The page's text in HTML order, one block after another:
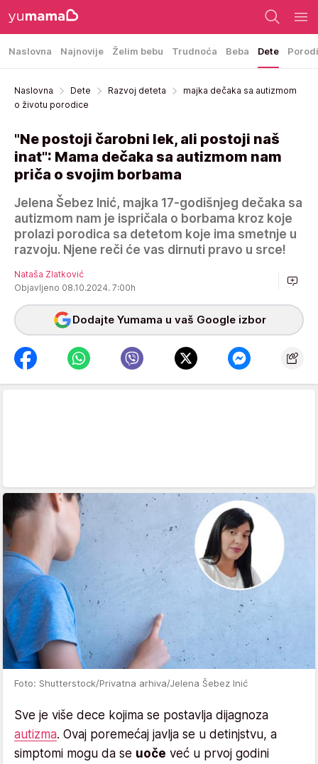
Naslovna Najnovije Želim bebu Trudnoća Beba Dete
Naslovna Dete Razvoj deteta
majka dečaka sa autizmom
o životu porodice
"Ne postoji čarobni lek, ali postoji naš
inat": Mama dečaka sa autizmom nam
priča o svojim borbama
Jelena Šebez Inić, majka 17-godišnjeg dečaka sa
autizmom nam je ispričala o borbama kroz koje
prolazi porodica sa detetom koje ima smetnje u
razvoju. Njene reči će vas dirnuti pravo u srce!
Nataša Zlatković
Objavljeno 08.10.2024. 7:00h
Dodajte Yumama u vaš Google izbor
Foto: Shutterstock/Privatna arhiva/Jelena Šebez Inić
Sve je više dece kojima se postavlja dijagnoza
autizma. Ovaj poremećaj javlja se u detinjstvu, a
simptomi mogu da se uoče već u prvoj godini